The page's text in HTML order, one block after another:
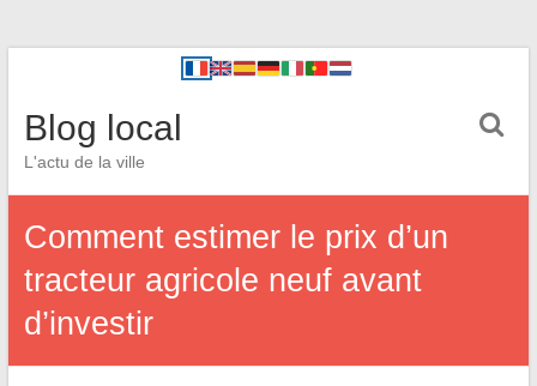
Blog local
L'actu de la ville
Comment estimer le prix d’un
tracteur agricole neuf avant
d’investir